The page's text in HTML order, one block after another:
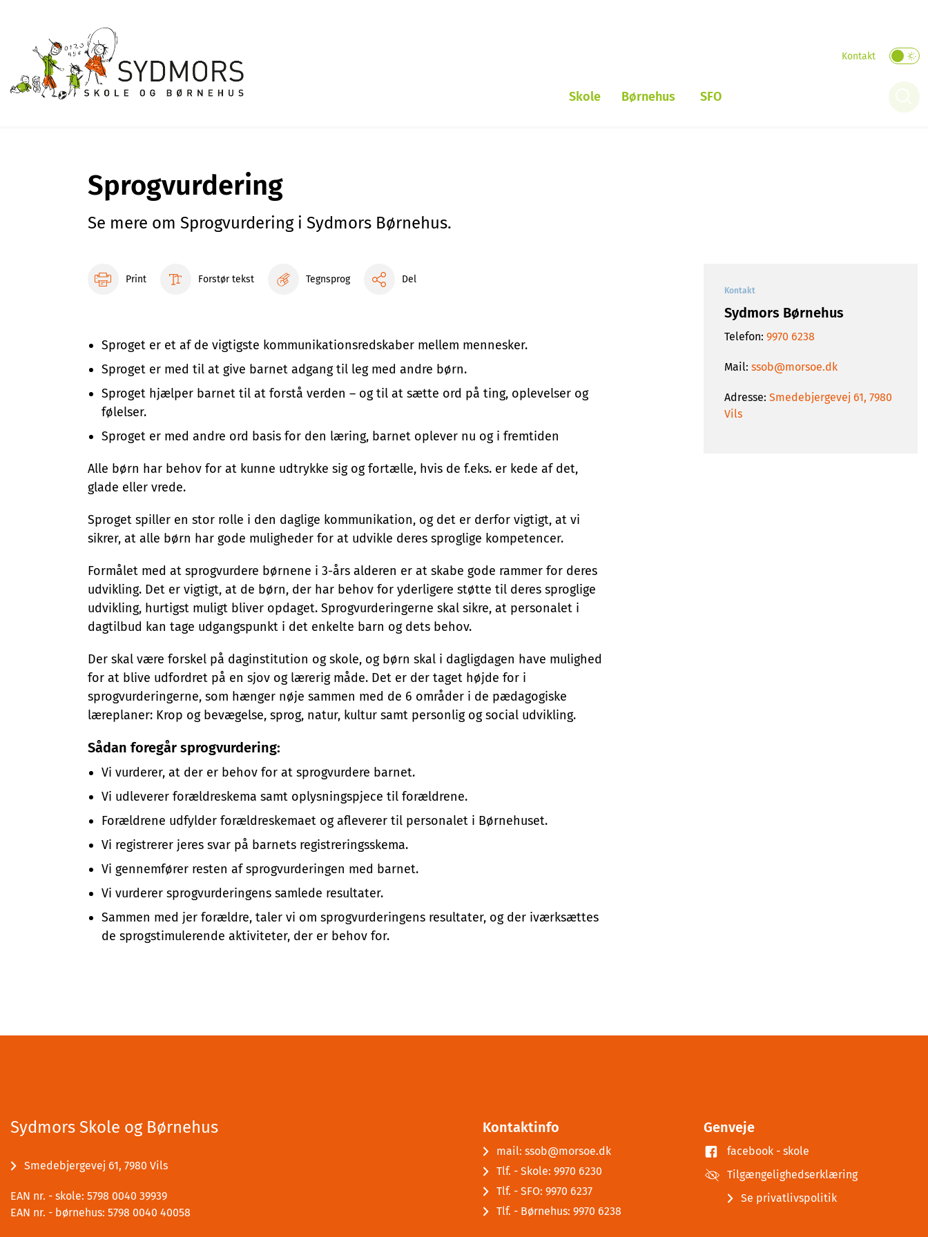
Kontakt
Skole Børnehus SFO
Sprogvurdering
Se mere om Sprogvurdering i Sydmors Børnehus.
Print Forstør tekst Tegnsprog Del
Sproget er et af de vigtigste kommunikationsredskaber mellem mennesker.
Sproget er med til at give barnet adgang til leg med andre børn.
Sproget hjælper barnet til at forstå verden – og til at sætte ord på ting, oplevelser og
følelser.
Sproget er med andre ord basis for den læring, barnet oplever nu og i fremtiden
Alle børn har behov for at kunne udtrykke sig og fortælle, hvis de f.eks. er kede af det,
glade eller vrede.
Sproget spiller en stor rolle i den daglige kommunikation, og det er derfor vigtigt, at vi
sikrer, at alle børn har gode muligheder for at udvikle deres sproglige kompetencer.
Formålet med at sprogvurdere børnene i 3-års alderen er at skabe gode rammer for deres
udvikling. Det er vigtigt, at de børn, der har behov for yderligere støtte til deres sproglige
udvikling, hurtigst muligt bliver opdaget. Sprogvurderingerne skal sikre, at personalet i
dagtilbud kan tage udgangspunkt i det enkelte barn og dets behov.
Der skal være forskel på daginstitution og skole, og børn skal i dagligdagen have mulighed
for at blive udfordret på en sjov og lærerig måde. Det er der taget højde for i
sprogvurderingerne, som hænger nøje sammen med de 6 områder i de pædagogiske
læreplaner: Krop og bevægelse, sprog, natur, kultur samt personlig og social udvikling.
Sådan foregår sprogvurdering:
Vi vurderer, at der er behov for at sprogvurdere barnet.
Vi udleverer forældreskema samt oplysningspjece til forældrene.
Forældrene udfylder forældreskemaet og afleverer til personalet i Børnehuset.
Vi registrerer jeres svar på barnets registreringsskema.
Vi gennemfører resten af sprogvurderingen med barnet.
Vi vurderer sprogvurderingens samlede resultater.
Sammen med jer forældre, taler vi om sprogvurderingens resultater, og der iværksættes
de sprogstimulerende aktiviteter, der er behov for.
Kontakt
Sydmors Børnehus
Telefon:9970 6238
Mail:ssob@morsoe.dk
Adresse:Smedebjergevej 61, 7980
Vils
Sydmors Skole og Børnehus
Smedebjergevej 61, 7980 Vils
EAN nr. - skole: 5798 0040 39939
EAN nr. - børnehus: 5798 0040 40058
Kontaktinfo
mail: ssob@morsoe.dk
Tlf. - Skole: 9970 6230
Tlf. - SFO: 9970 6237
Tlf. - Børnehus: 9970 6238
Genveje
facebook - skole
Tilgængelighedserklæring
Se privatlivspolitik